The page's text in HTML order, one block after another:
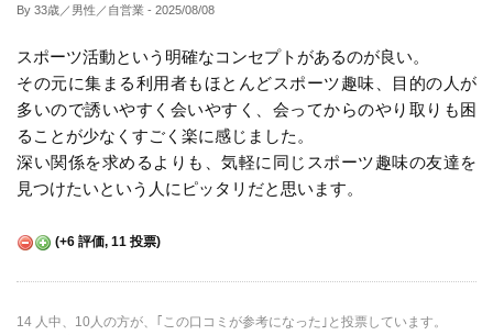
By 33歳／男性／自営業 - 2025/08/08
スポーツ活動という明確なコンセプトがあるのが良い。
その元に集まる利用者もほとんどスポーツ趣味、目的の人が
多いので誘いやすく会いやすく、会ってからのやり取りも困
ることが少なくすごく楽に感じました。
深い関係を求めるよりも、気軽に同じスポーツ趣味の友達を
見つけたいという人にピッタリだと思います。
(+6 評価, 11 投票)
14 人中、10人の方が、｢この口コミが参考になった｣と投票しています。